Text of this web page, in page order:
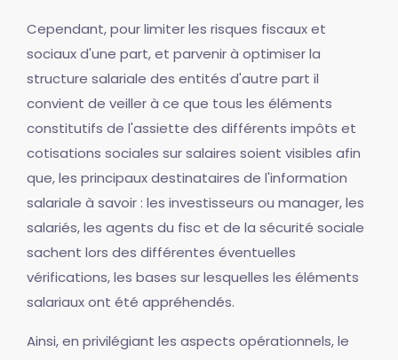
Cependant, pour limiter les risques fiscaux et
sociaux d'une part, et parvenir à optimiser la
structure salariale des entités d'autre part il
convient de veiller à ce que tous les éléments
constitutifs de l'assiette des différents impôts et
cotisations sociales sur salaires soient visibles afin
que, les principaux destinataires de l'information
salariale à savoir : les investisseurs ou manager, les
salariés, les agents du fisc et de la sécurité sociale
sachent lors des différentes éventuelles
vérifications, les bases sur lesquelles les éléments
salariaux ont été appréhendés.
Ainsi, en privilégiant les aspects opérationnels, le